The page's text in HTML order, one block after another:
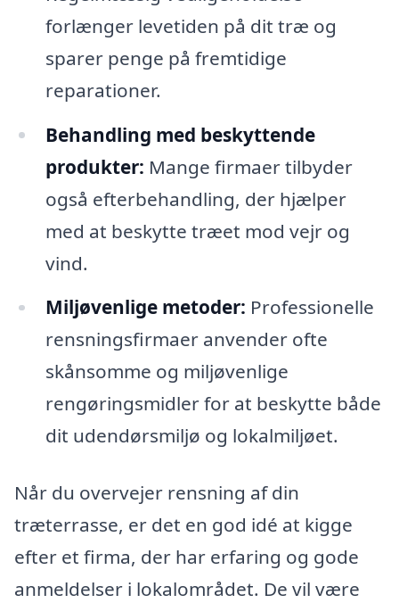
forlænger levetiden på dit træ og
sparer penge på fremtidige
reparationer.
Behandling med beskyttende
produkter: Mange firmaer tilbyder
også efterbehandling, der hjælper
med at beskytte træet mod vejr og
vind.
Miljøvenlige metoder: Professionelle
rensningsfirmaer anvender ofte
skånsomme og miljøvenlige
rengøringsmidler for at beskytte både
dit udendørsmiljø og lokalmiljøet.
Når du overvejer rensning af din
træterrasse, er det en god idé at kigge
efter et firma, der har erfaring og gode
anmeldelser i lokalområdet. De vil være